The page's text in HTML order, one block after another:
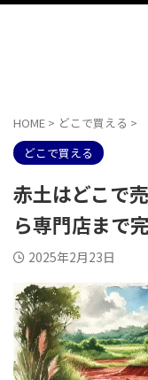
HOME > どこで買える >
どこで買える
赤土はどこで
ら専門店まで
2025年2月23日